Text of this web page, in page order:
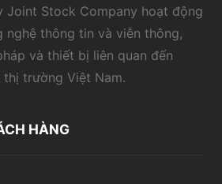
Joint Stock Company hoạt động
thông tin và viễn thông,
và thiết bị liên quan đến
thị trường Việt Nam.
HÀNG